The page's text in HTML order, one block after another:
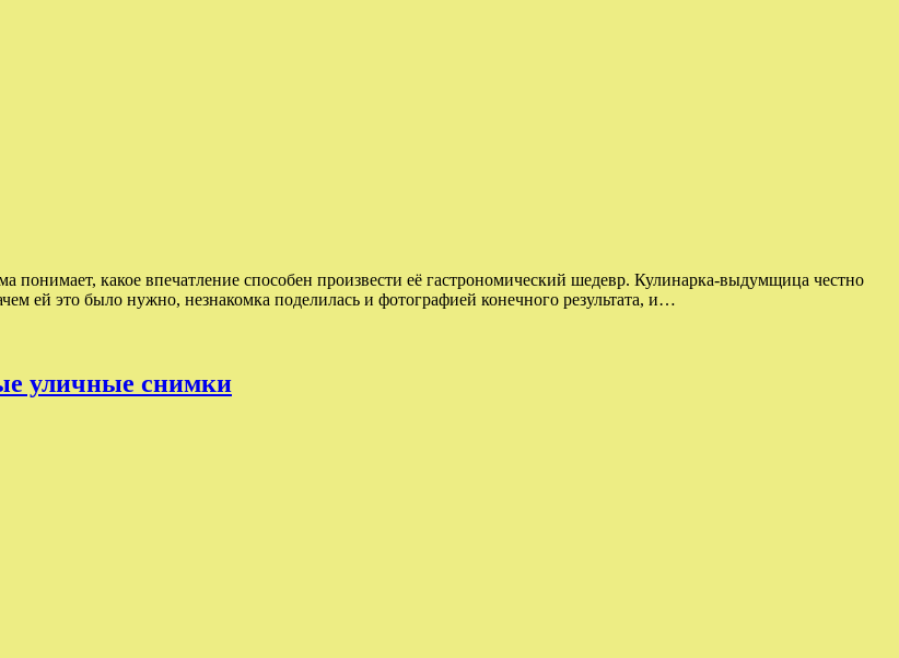
какое впечатление способен произвести её гастрономический шедевр. Кулинарка-выдумщица честно
ей это было нужно, незнакомка поделилась и фотографией конечного результата, и…
уличные снимки